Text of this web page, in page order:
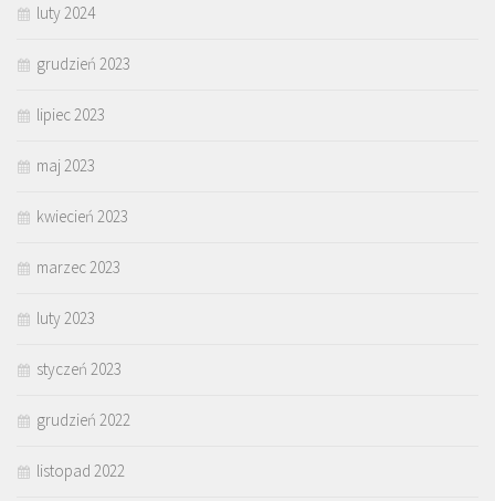
luty 2024
grudzień 2023
lipiec 2023
maj 2023
kwiecień 2023
marzec 2023
luty 2023
styczeń 2023
grudzień 2022
listopad 2022